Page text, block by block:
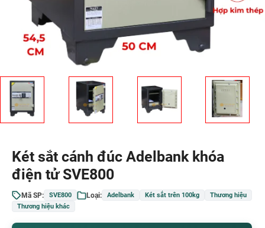
Két sắt cánh đúc Adelbank khóa
điện tử SVE800
Mã SP: SVE800 Loại: Adelbank Két sắt trên 100kg
Thương hiệu
Thương hiệu khác